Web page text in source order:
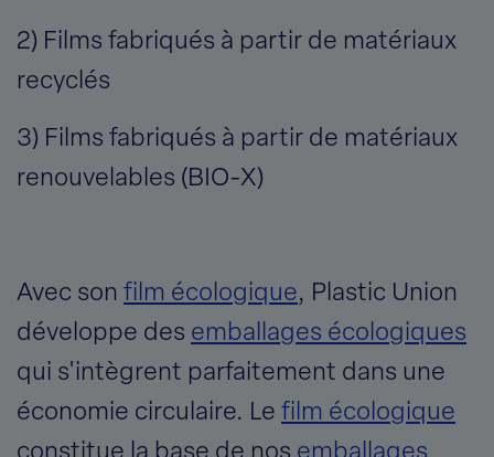
2) Films fabriqués à partir de matériaux
recyclés
3) Films fabriqués à partir de matériaux
renouvelables (BIO-X)
Avec son film écologique, Plastic Union
développe des emballages écologiques
qui s'intègrent parfaitement dans une
économie circulaire. Le film écologique